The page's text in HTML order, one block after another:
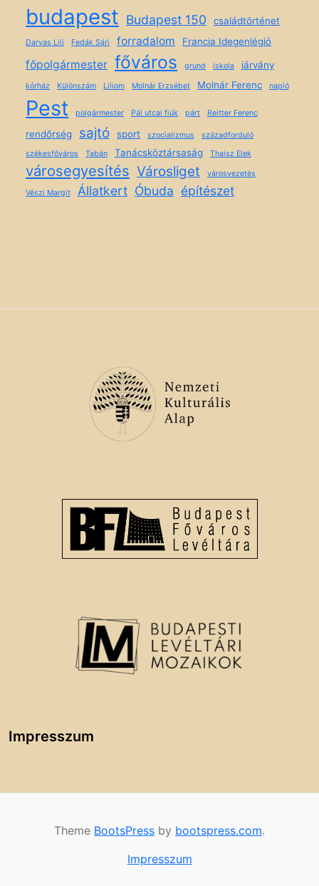
budapest Budapest 150 családtörténet
Darvas Lili Fedák Sári forradalom Francia Idegenlégió
főpolgármester főváros grund iskola járvány
kórház Különszám Liliom Molnár Erzsébet Molnár Ferenc napló
Pest polgármester Pál utcai fiúk párt Reitter Ferenc
rendőrség sajtó sport szocializmus
századforduló
székesfőváros
Tabán Tanácsköztársaság Thaisz Elek
városegyesítés Városliget városvezetés
Vészi Margit Állatkert Óbuda építészet
Impresszum
Theme BootsPress by bootspress.com.
Impresszum